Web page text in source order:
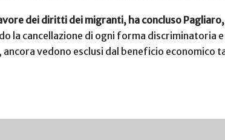
dei diritti dei migranti, ha concluso
la cancellazione di ogni forma discriminatoria
ancora vedono esclusi dal beneficio